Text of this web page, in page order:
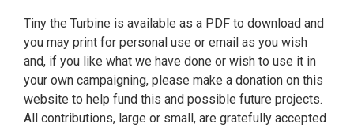
Tiny the Turbine is available as a PDF to download and
you may print for personal use or email as you wish
and, if you like what we have done or wish to use it in
your own campaigning, please make a donation on this
website to help fund this and possible future projects.
All contributions, large or small, are gratefully accepted